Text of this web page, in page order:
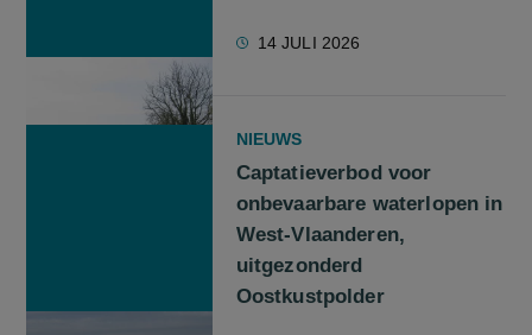
14 JULI 2026
NIEUWS
Captatieverbod voor
onbevaarbare waterlopen in
West-Vlaanderen,
uitgezonderd
Oostkustpolder